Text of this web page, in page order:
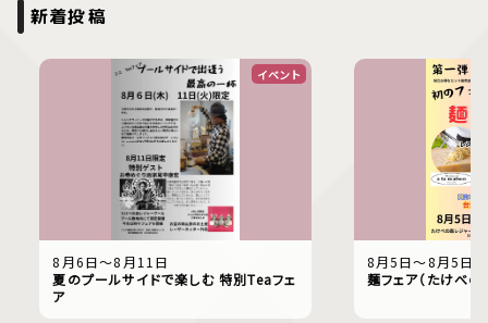
新着投稿
イベント
8月6日〜8月11日
夏のプールサイドで楽しむ 特別Teaフェ
ア
8月5日〜8月5日
麺フェア（たけべ